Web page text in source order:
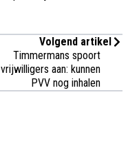
Volgend artikel
Timmermans spoort
vrijwilligers aan: kunnen
PVV nog inhalen